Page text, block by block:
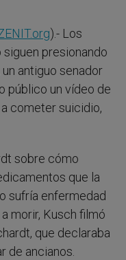
).- Los
presionando
antiguo senador
público un vídeo de
cometer suicidio,
sobre cómo
que la
sufría enfermedad
morir, Kusch filmó
que declaraba
de ancianos.